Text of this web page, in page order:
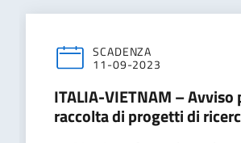
SCADENZA
11-09-2023
ITALIA-VIETNAM – Avviso
raccolta di progetti di